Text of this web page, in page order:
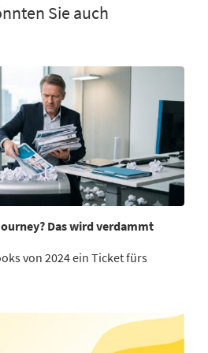
Sie auch
Das wird verdammt
von 2024 ein Ticket fürs